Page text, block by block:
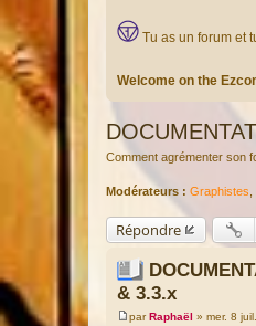
Tu as un forum et
Welcome on the
Comment agrémenter son
Modérateurs : Graphistes
Répondre
& 3.3.x
parRaphaël » mer. 8